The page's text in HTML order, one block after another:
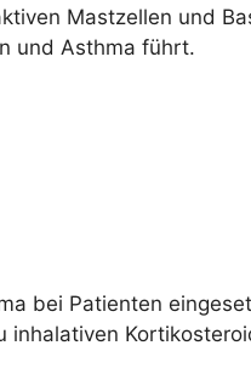
Mastzellen und
und Asthma führt.
bei Patienten
inhalativen